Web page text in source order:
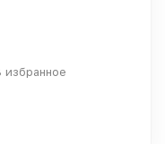
избранное